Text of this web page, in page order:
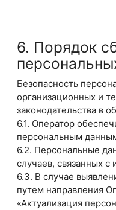
6. Порядок
Безопасность
организационных и
законодательства в
6.1. Оператор
персональным
6.2. Персональные
случаев, связанных
6.3. В случае
путем направления
«Актуализация